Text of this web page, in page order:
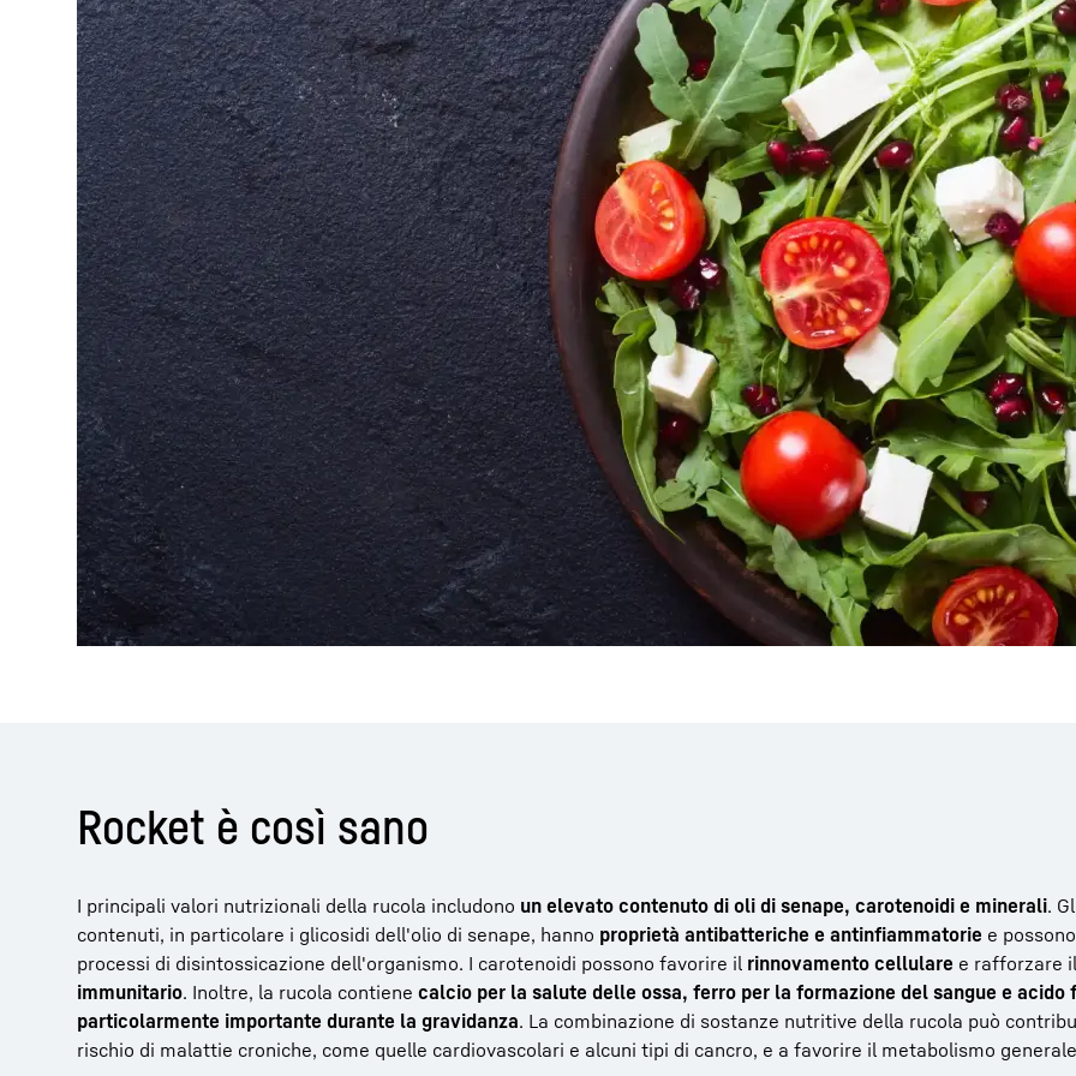
Rocket è così sano
I principali valori nutrizionali della rucola includono un elevato contenuto di oli di senape, carotenoidi e minerali.
contenuti, in particolare i glicosidi dell'olio di senape, hanno proprietà antibatteriche e antinfiammatorie e
processi di disintossicazione dell'organismo. I carotenoidi possono favorire il rinnovamento cellulare e rafforzare
immunitario. Inoltre, la rucola contiene calcio per la salute delle ossa, ferro per la formazione del sangue e acido
particolarmente importante durante la gravidanza. La combinazione di sostanze nutritive della rucola può
rischio di malattie croniche, come quelle cardiovascolari e alcuni tipi di cancro, e a favorire il metabolismo